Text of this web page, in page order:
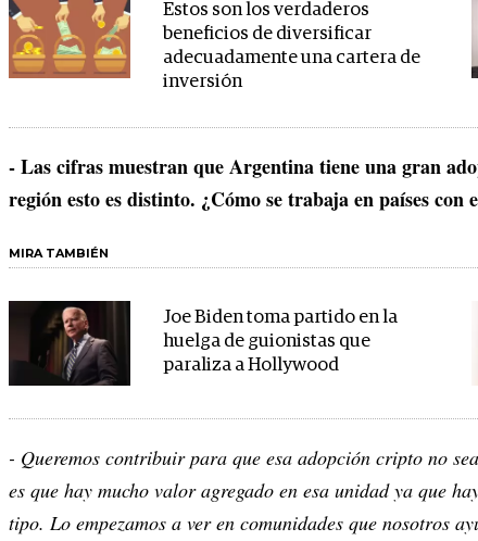
Estos son los verdaderos
beneficios de diversificar
adecuadamente una cartera de
inversión
- Las cifras muestran que Argentina tiene una gran
región esto es distinto. ¿Cómo se trabaja en países con
MIRA TAMBIÉN
Joe Biden toma partido en la
huelga de guionistas que
paraliza a Hollywood
- Queremos contribuir para que esa adopción cripto no
es que hay mucho valor agregado en esa unidad ya que
tipo. Lo empezamos a ver en comunidades que nosotros